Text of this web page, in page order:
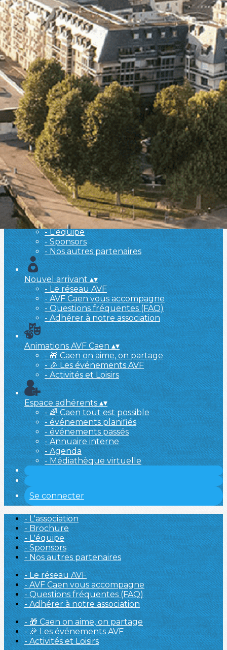
Exporter les lignes sélectionnées
Exporter toutes les colonnes
Exporter uniquement les colonnes affichées
Menu
<
>
- 🎁 Caen on aime, on partage
- 🎉 Les événements AVF
- Activités et Loisirs
Ajoutez un logo, un bouton, des réseaux sociaux
Cliquez pour éditer
L'association▴▾
- L'association
- Brochure
- L'équipe
- Sponsors
- Nos autres partenaires
Nouvel arrivant▴▾
- Le réseau AVF
- AVF Caen vous accompagne
- Questions fréquentes (FAQ)
- Adhérer à notre association
Animations AVF Caen▴▾
- 🎁 Caen on aime, on partage
- 🎉 Les événements AVF
- Activités et Loisirs
Espace adhérents▴▾
- 🌈 Caen tout est possible
- événements planifiés
- événements passés
- Annuaire interne
- Agenda
- Médiathèque virtuelle
Se connecter
- L'association
- Brochure
- L'équipe
- Sponsors
- Nos autres partenaires
- Le réseau AVF
- AVF Caen vous accompagne
- Questions fréquentes (FAQ)
- Adhérer à notre association
- 🎁 Caen on aime, on partage
- 🎉 Les événements AVF
- Activités et Loisirs